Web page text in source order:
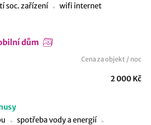
soc. zařízení
wifi internet
dům
Cena za objekt / noc
2 000 Kč
spotřeba vody a energií